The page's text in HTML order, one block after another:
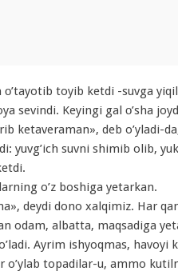
toyib ketdi -suvga
sevindi. Keyingi gal о’sha
ketaveraman», deb o’yladi-
yuvg’ich suvni shimib olib,
o’z boshiga yetarkan.
deydi dono xalqimiz. Har
odam, albatta, maqsadiga
Ayrim ishyoqmas, havoyi
topadilar-u, ammo